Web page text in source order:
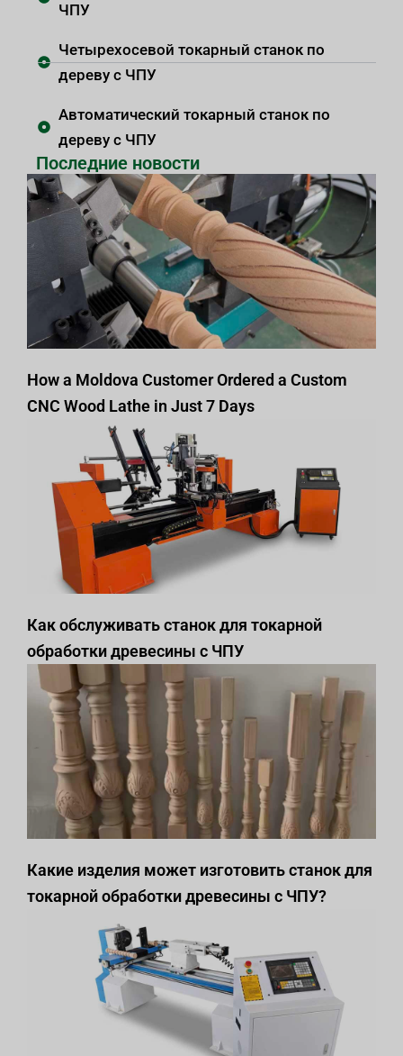
ЧПУ
Четырехосевой токарный станок по
дереву с ЧПУ
Автоматический токарный станок по
дереву с ЧПУ
Последние новости
How a Moldova Customer Ordered a Custom
CNC Wood Lathe in Just 7 Days
Как обслуживать станок для токарной
обработки древесины с ЧПУ
Какие изделия может изготовить станок для
токарной обработки древесины с ЧПУ?